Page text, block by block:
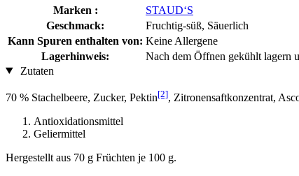
Marken :
STAUD‘S
Geschmack:
Fruchtig-süß, Säuerlich
Kann Spuren enthalten von: Keine Allergene
Lagerhinweis:
Nach dem Öffnen gekühlt lagern
Zutaten
70 % Stachelbeere, Zucker, Pektin[2], Zitronensaftkonzentrat,
Antioxidationsmittel
Geliermittel
Hergestellt aus 70 g Früchten je 100 g.